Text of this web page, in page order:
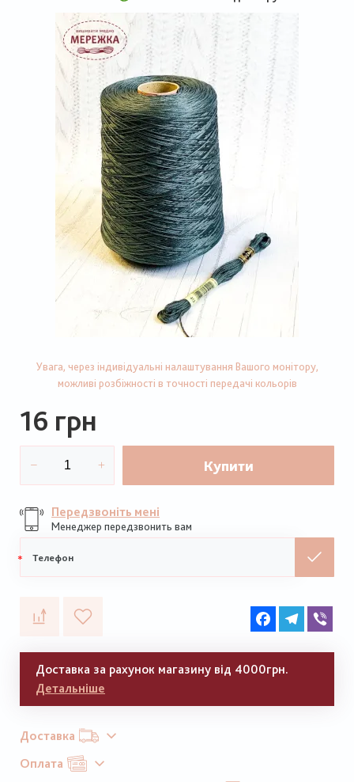
Увага, через індивідуальні налаштування Вашого монітору,
можливі розбіжності в точності передачі кольорів
16 грн
Купити
Передзвоніть мені
Менеджер передзвонить вам
телефон
FacebookTelegram
Доставка за рахунок магазину від 4000грн.
Детальніше
Доставка
Оплата